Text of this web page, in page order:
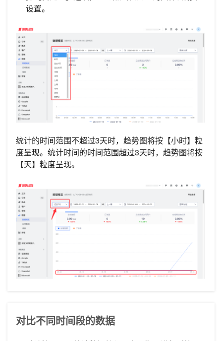
设置。
统计的时间范围不超过3天时，趋势图将按【小时】粒
度呈现。统计时间的时间范围超过3天时，趋势图将按
【天】粒度呈现。
对比不同时间段的数据